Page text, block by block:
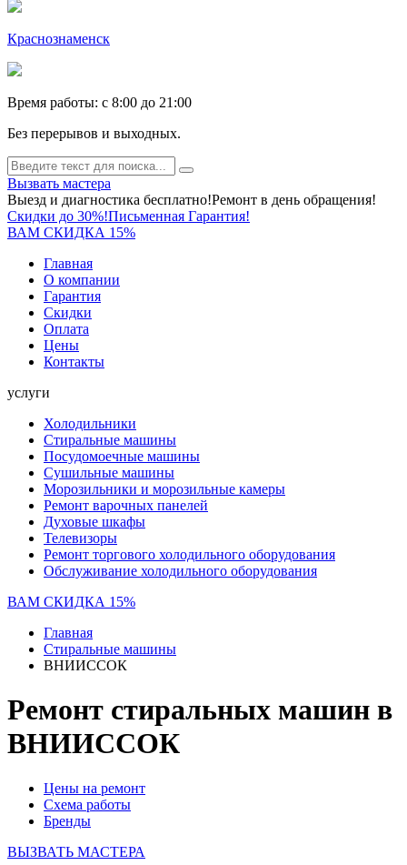
Краснознаменск
Время работы: c 8:00 до 21:00
Без перерывов и выходных.
Вызвать мастера
Выезд и диагностика бесплатно!Ремонт в день обращения!
Скидки до 30%!Письменная Гарантия!
ВАМ СКИДКА 15%
Главная
О компании
Гарантия
Скидки
Оплата
Цены
Контакты
услуги
Холодильники
Стиральные машины
Посудомоечные машины
Сушильные машины
Морозильники и морозильные камеры
Ремонт варочных панелей
Духовые шкафы
Телевизоры
Ремонт торгового холодильного оборудования
Обслуживание холодильного оборудования
ВАМ СКИДКА 15%
Главная
Стиральные машины
ВНИИССОК
Ремонт стиральных машин в
ВНИИССОК
Цены на ремонт
Схема работы
Бренды
ВЫЗВАТЬ МАСТЕРА